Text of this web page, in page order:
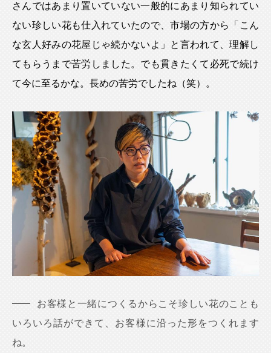
さんではあまり置いていない一般的にあまり知られてい
ない珍しい花も仕入れていたので、市場の方から「こん
な玄人好みの花屋じゃ続かないよ」と言われて、理解し
てもらうまで苦労しました。でも貫きたくて必死で続け
て今に至るかな。長めの苦労でしたね（笑）。
お客様と一緒につくるからこそ珍しい花のことも
いろいろ話ができて、お客様に沿った形をつくれます
ね。